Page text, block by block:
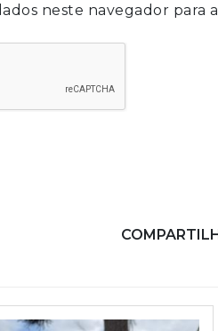
neste navegador para